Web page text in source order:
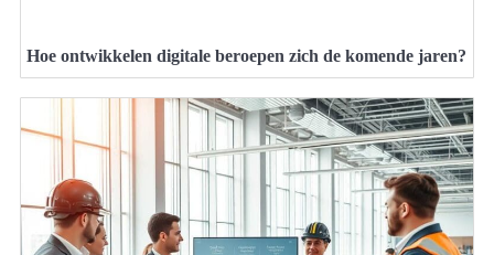
Hoe ontwikkelen digitale beroepen zich de komende jaren?